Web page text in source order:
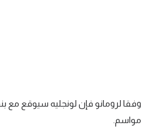
سعودي في الجول
مواسم.